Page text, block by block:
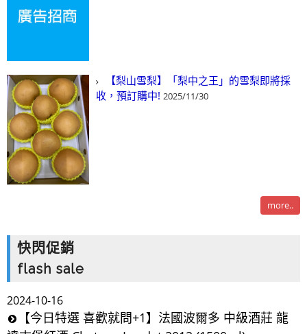
【梨山雪梨】「梨中之王」的雪梨即將採
收，預訂購中! 2025/11/30
more..
快閃促銷
flash sale
2024-10-16
【今日特選 喜歡就問+1】法國波爾多 中級酒莊 龍